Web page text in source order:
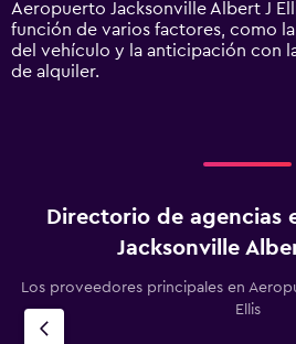
Range:
0
to
300000.
Aeropuerto Jacksonville Albert J
función de varios factores, como
del vehículo y la anticipación con
de alquiler.
Directorio de agencias
Jacksonville
Los proveedores principales en
Ellis